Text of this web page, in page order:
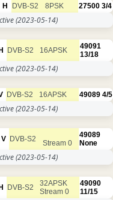
H DVB-S2 8PSK 27500 3/4
(2023-05-14)
H DVB-S2 16APSK
49091
13/18
(2023-05-14)
DVB-S2 16APSK 49089 4/5
(2023-05-14)
V DVB-S2 Stream 0
49089
None
(2023-05-14)
H DVB-S2
32APSK
Stream 0
49090
11/15